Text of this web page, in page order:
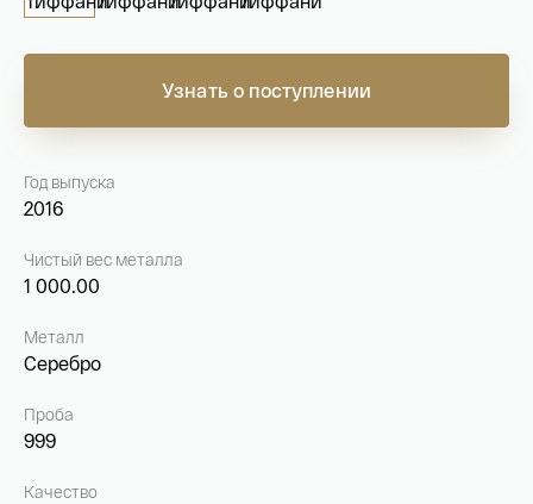
coins.shop@tsbnk.ru
Узнать о поступлении
Год выпуска
2016
Чистый вес металла
1 000.00
Металл
Серебро
Проба
999
Качество